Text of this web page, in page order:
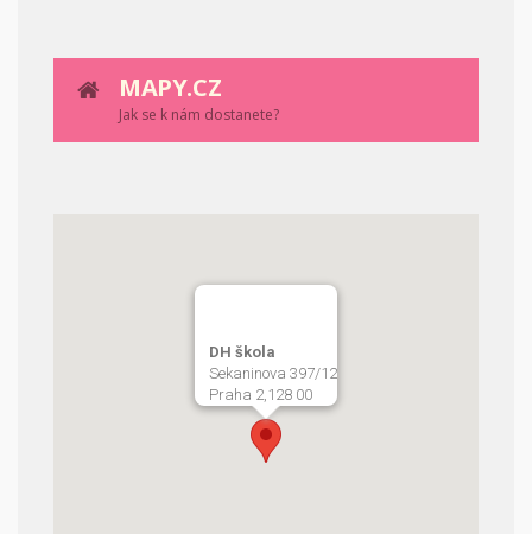
MAPY.CZ
Jak se k nám dostanete?
DH škola
Sekaninova 397/12
Praha 2,128 00